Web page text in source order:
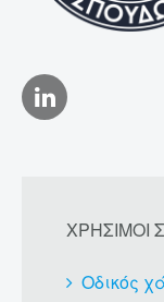
ΧΡΗΣΙΜΟΙ
Οδικός